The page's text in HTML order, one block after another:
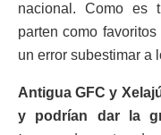
nacional. Como es
parten como
un error subestimar a
Antigua GFC y
y podrían dar la